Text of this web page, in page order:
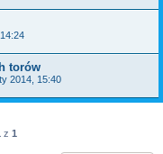
torów
2014, 15:40
z 1